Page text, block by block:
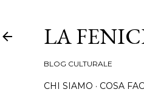
LA
BLOG CULTURALE
CHI SIAMO COSA